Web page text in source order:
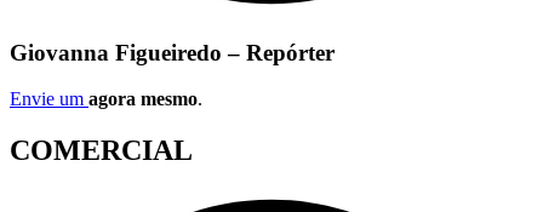
Giovanna Figueiredo – Repórter
Envie um agora mesmo.
COMERCIAL